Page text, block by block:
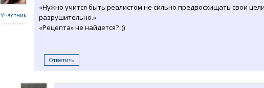
Участник
«Нужно учится быть реалистом не сильно предвосхищать свои
разрушительно.»
«Рецепта» не найдется? :))
Ответить